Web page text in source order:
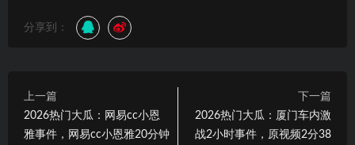
分享到：
上一篇
2026热门大瓜：网易cc小恩
雅事件，网易cc小恩雅20分钟
下一篇
2026热门大瓜：厦门车内激
战2小时事件，原视频2分38